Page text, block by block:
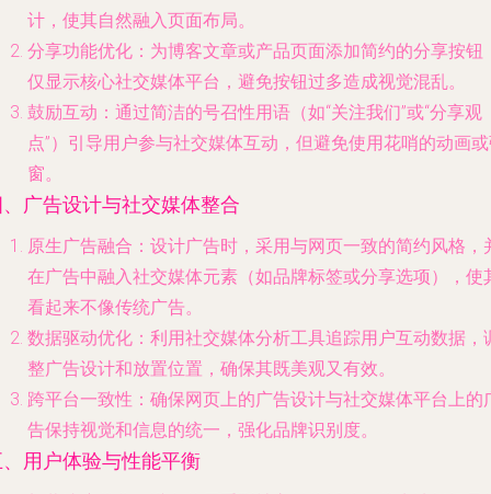
计，使其自然融入页面布局。
分享功能优化 ：为博客文章或产品页面添加简约的分享按钮
仅显示核心社交媒体平台，避免按钮过多造成视觉混乱。
鼓励互动 ：通过简洁的号召性用语（如“关注我们”或“分享观
点”）引导用户参与社交媒体互动，但避免使用花哨的动画
窗。
广告设计与社交媒体整合
原生广告融合 ：设计广告时，采用与网页一致的简约风格，
在广告中融入社交媒体元素（如品牌标签或分享选项），使
看起来不像传统广告。
数据驱动优化 ：利用社交媒体分析工具追踪用户互动数据，
整广告设计和放置位置，确保其既美观又有效。
跨平台一致性 ：确保网页上的广告设计与社交媒体平台上的
告保持视觉和信息的统一，强化品牌识别度。
用户体验与性能平衡